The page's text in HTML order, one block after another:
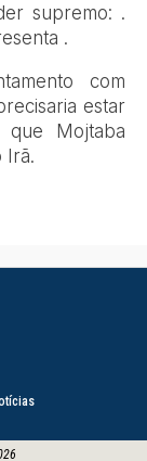
supremo: .
.
com
estar
que Mojtaba
Irã.